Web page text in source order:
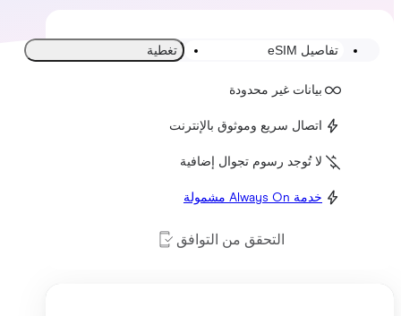
تفاصيل eSIM تغطية
بيانات غير محدودة
اتصال سريع وموثوق بالإنترنت
لا تُوجد رسوم تجوال إضافية
خدمة Always On مشمولة
التحقق من التوافق